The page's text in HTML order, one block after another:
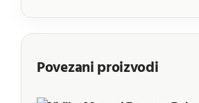
Povezani proizvodi